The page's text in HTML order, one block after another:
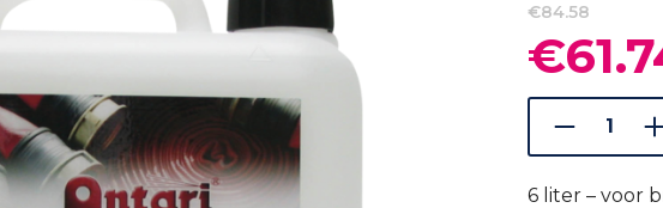
€84.58
prijs
was:
€84.58.
€
6 liter – voor